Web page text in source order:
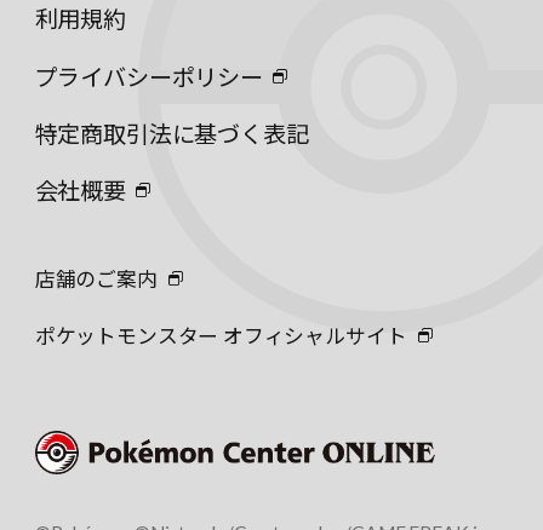
利用規約
プライバシーポリシー
特定商取引法に基づく表記
会社概要
店舗のご案内
ポケットモンスター オフィシャルサイト